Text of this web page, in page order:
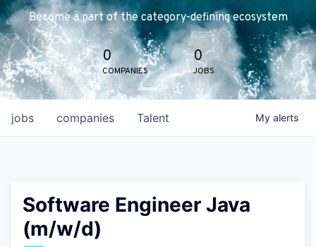
Become a part of the category-defining ecosystem
0
COMPANIES
0
JOBS
jobs companies Talent My alerts
Software Engineer Java
(m/w/d)